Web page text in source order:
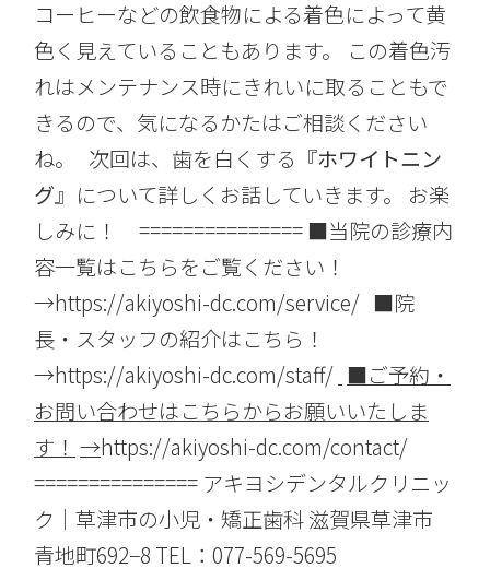
コーヒーなどの飲食物による着色によって黄
色く見えていることもあります。 この着色汚
れはメンテナンス時にきれいに取ることもで
きるので、気になるかたはご相談ください
ね。 次回は、歯を白くする『ホワイトニン
グ』について詳しくお話していきます。 お楽
しみに！ =============== ■当院の診療内
容一覧はこちらをご覧ください！
→https://akiyoshi-dc.com/service/ ■院
長・スタッフの紹介はこちら！
→https://akiyoshi-dc.com/staff/ ■ご予約・
お問い合わせはこちらからお願いいたしま
す！ →https://akiyoshi-dc.com/contact/
=============== アキヨシデンタルクリニッ
ク｜草津市の小児・矯正歯科 滋賀県草津市
青地町692−8 TEL：077-569-5695